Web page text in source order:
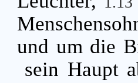
und um die
sein Haupt